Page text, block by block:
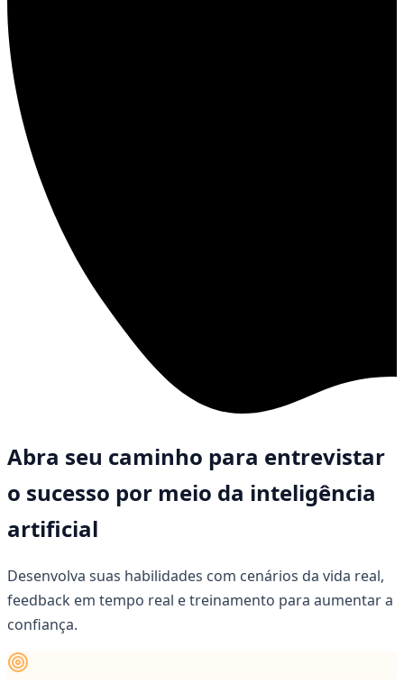
Abra seu caminho para entrevistar
o sucesso por meio da inteligência
artificial
Desenvolva suas habilidades com cenários da vida real,
feedback em tempo real e treinamento para aumentar a
confiança.